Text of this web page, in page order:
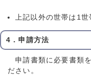
上記以外の世帯は1世
4．申請方法
申請書類に必要書類
ださい。